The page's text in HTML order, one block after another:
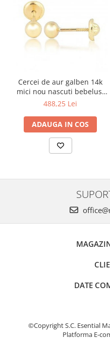
Cercei de aur galben 14k
mici nou nascuti bebelusi
Bilute 4mm
488,25 Lei
ADAUGA IN COS
DATE
©Copyright S.C. Esential
Platforma E-